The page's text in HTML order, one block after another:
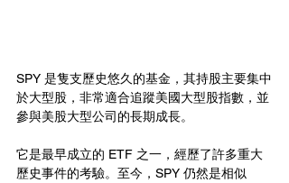
SPY 是隻支歷史悠久的基金，其持股主要集中
於大型股，非常適合追蹤美國大型股指數，並
參與美股大型公司的長期成長。
它是最早成立的 ETF 之一，經歷了許多重大
歷史事件的考驗。至今，SPY 仍然是相似